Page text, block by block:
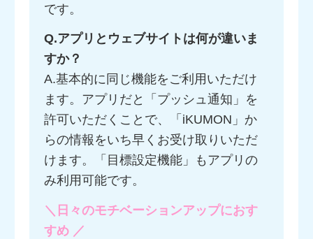
です。
Q.アプリとウェブサイトは何が違いま
すか？
A.基本的に同じ機能をご利用いただけ
ます。アプリだと「プッシュ通知」を
許可いただくことで、「iKUMON」か
らの情報をいち早くお受け取りいただ
けます。「目標設定機能」もアプリの
み利用可能です。
＼日々のモチベーションアップにおす
すめ ／